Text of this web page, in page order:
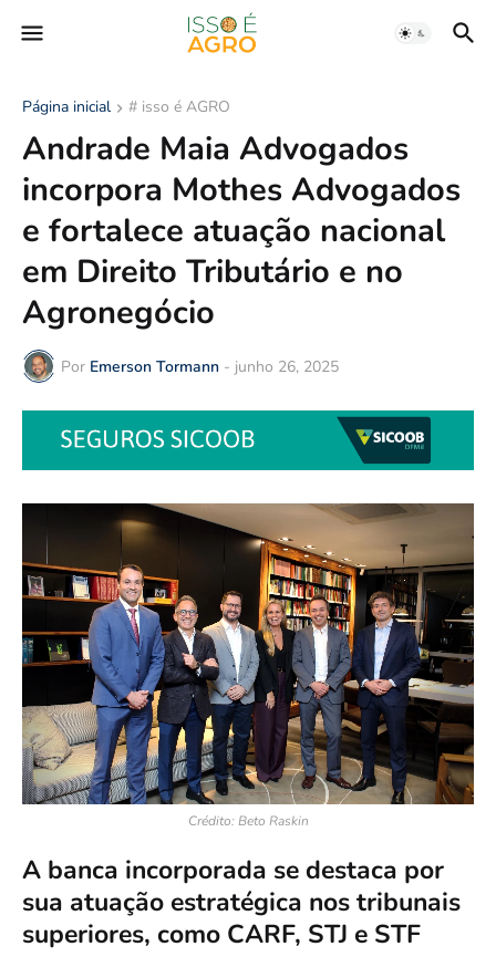
Página inicial # isso é AGRO
Andrade Maia Advogados
incorpora Mothes Advogados
e fortalece atuação nacional
em Direito Tributário e no
Agronegócio
Por Emerson Tormann - junho 26, 2025
Crédito: Beto Raskin
A banca incorporada se destaca por
sua atuação estratégica nos tribunais
superiores, como CARF, STJ e STF